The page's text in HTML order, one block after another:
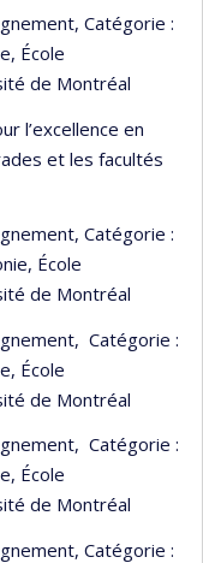
Catégorie :
École
de Montréal
l’excellence en
et les facultés
Catégorie :
École
de Montréal
Catégorie :
École
de Montréal
Catégorie :
École
de Montréal
Catégorie :